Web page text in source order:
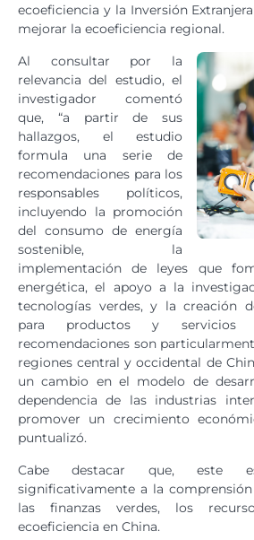
ecoeficiencia y la Inversión
mejorar la ecoeficiencia regional.
Al consultar por la
relevancia del estudio, el
investigador comentó
que, “a partir de sus
hallazgos, el estudio
formula una serie de
recomendaciones para los
responsables políticos,
incluyendo la promoción
del consumo de energía
sostenible, la
implementación de leyes que
energética, el apoyo a la
tecnologías verdes, y la creación
para productos y servicios
recomendaciones son
regiones central y occidental de
un cambio en el modelo de
dependencia de las industrias
promover un crecimiento
puntualizó.
Cabe destacar que, este
significativamente a la
las finanzas verdes, los
ecoeficiencia en China.